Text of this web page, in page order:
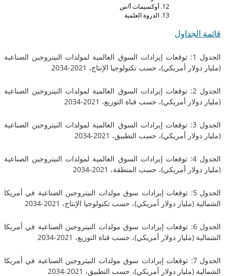
أوكسيمات أ/س
الذروة العلمية
الجدول 1: توقعات إيرادات السوق العالمية لمولدات النيتروجين الصناعية
أمريكي)، حسب تكنولوجيا الإنتاج، 2021-2034
الجدول 2: توقعات إيرادات السوق العالمية لمولدات النيتروجين الصناعية
أمريكي)، حسب قناة التوزيع، 2021-2034
الجدول 3: توقعات إيرادات السوق العالمية لمولدات النيتروجين الصناعية
أمريكي)، حسب التطبيق، 2021-2034
الجدول 4: توقعات إيرادات السوق العالمية لمولدات النيتروجين الصناعية
أمريكي)، حسب المنطقة، 2021-2034
الجدول 5: توقعات إيرادات سوق مولدات النيتروجين الصناعية في أمريكا
(مليار دولار أمريكي)، حسب تكنولوجيا الإنتاج، 2021-2034
الجدول 6: توقعات إيرادات سوق مولدات النيتروجين الصناعية في أمريكا
(مليار دولار أمريكي)، حسب قناة التوزيع، 2021-2034
الجدول 7: توقعات إيرادات سوق مولدات النيتروجين الصناعية في أمريكا
(مليار دولار أمريكي)، حسب التطبيق، 2021-2034